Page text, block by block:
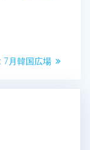
次
7月韓国広場